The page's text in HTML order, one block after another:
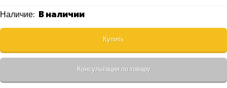
Наличие: В наличии
Купить
Консультация по товару